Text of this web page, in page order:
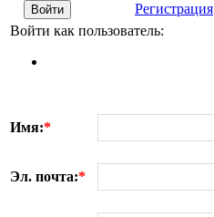
Войти
Регистрация
Войти как пользователь:
Имя:*
Эл. почта:*